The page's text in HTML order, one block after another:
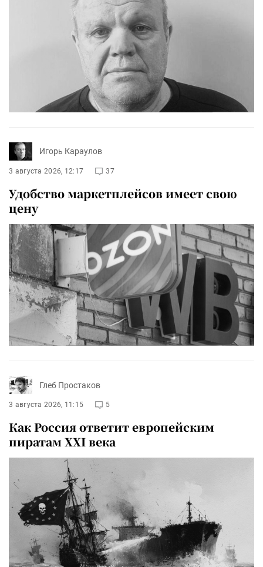
Игорь Караулов
3 августа 2026, 12:17 37
Удобство маркетплейсов имеет свою
цену
Глеб Простаков
3 августа 2026, 11:15 5
Как Россия ответит европейским
пиратам XXI века